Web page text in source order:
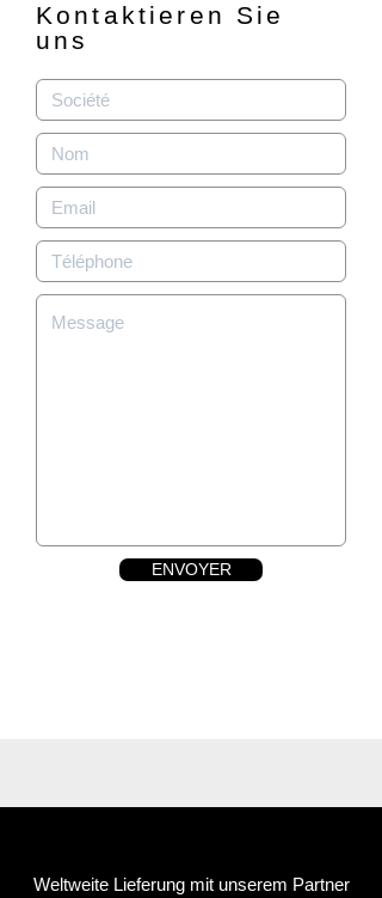
Kontaktieren Sie
uns
ENVOYER
Weltweite Lieferung mit unserem Partner